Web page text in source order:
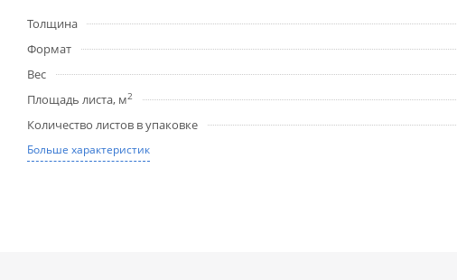
Толщина
Формат
Вес
Площадь листа, м2
Количество листов в упаковке
Больше характеристик